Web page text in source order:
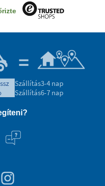
Szállítás3-4 nap
Szállítás6-7 nap